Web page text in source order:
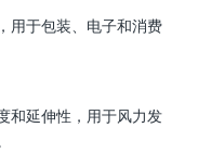
用于包装、电子和消费
和延伸性，用于风力发